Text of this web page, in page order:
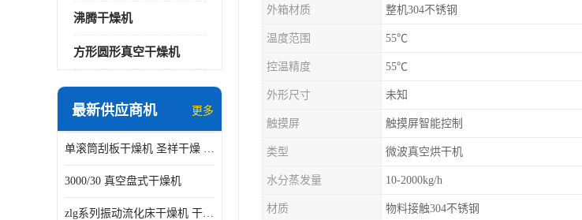
沸腾干燥机
方形圆形真空干燥机
最新供应商机 更多
单滚筒刮板干燥机 圣祥干燥 单辊
3000/30 真空盘式干燥机
zlg系列振动流化床干燥机 干燥速率 粉体干燥
外箱材质 整机304不锈钢
温度范围 55℃
控温精度 55℃
外形尺寸 未知
触摸屏 触摸屏智能控制
类型 微波真空烘干机
水分蒸发量 10-2000kg/h
材质 物料接触304不锈钢